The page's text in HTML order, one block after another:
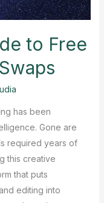
to Free
has been
Gone are
required years of
this creative
that puts
editing into